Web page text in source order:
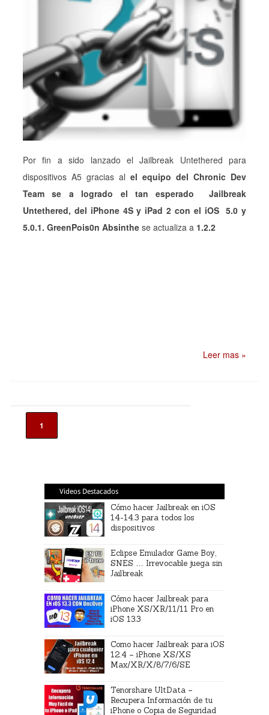
Por fin a sido lanzado el Jailbreak Untethered para
dispositivos A5 gracias al el equipo del Chronic Dev
Team se a logrado el tan esperado Jailbreak
Untethered, del iPhone 4S y iPad 2 con el iOS 5.0 y
5.0.1. GreenPois0n Absinthe se actualiza a 1.2.2
Leer mas »
1
Videos Destacados
Cómo hacer Jailbreak en iOS
14-14.3 para todos los
dispositivos
Eclipse Emulador Game Boy,
SNES … Irrevocable juega sin
Jailbreak
Cómo hacer Jailbreak para
iPhone XS/XR/11/11 Pro en
iOS 13.3
Como hacer Jailbreak para iOS
12.4 – iPhone XS/XS
Max/XR/X/8/7/6/SE
Tenorshare UltData –
Recupera Información de tu
iPhone o Copia de Seguridad